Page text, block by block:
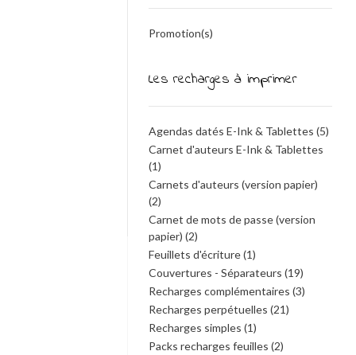
Promotion(s)
Les recharges à imprimer
Agendas datés E-Ink & Tablettes (5)
Carnet d'auteurs E-Ink & Tablettes
(1)
Carnets d'auteurs (version papier)
(2)
Carnet de mots de passe (version
papier) (2)
Feuillets d'écriture(1)
Couvertures - Séparateurs (19)
Recharges complémentaires (3)
Recharges perpétuelles (21)
Recharges simples (1)
Packs recharges feuilles (2)